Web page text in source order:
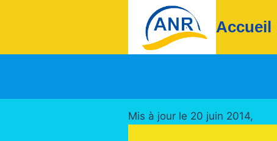
Accueil
Mis à jour le 20 juin 2014,